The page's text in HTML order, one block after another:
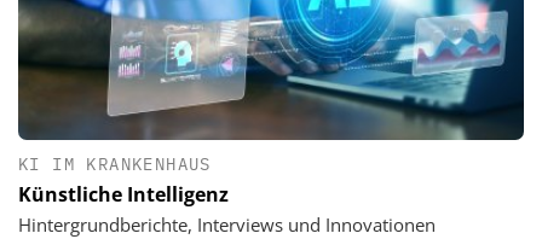
KI IM KRANKENHAUS
Künstliche Intelligenz
Hintergrundberichte, Interviews und Innovationen